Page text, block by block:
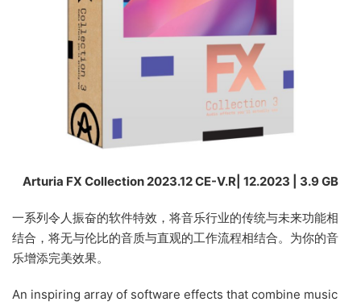
Arturia FX Collection 2023.12 CE-V.R| 12.2023 | 3.9 GB
一系列令人振奋的软件特效，将音乐行业的传统与未来功能相
结合，将无与伦比的音质与直观的工作流程相结合。为你的音
乐增添完美效果。
An inspiring array of software effects that combine music